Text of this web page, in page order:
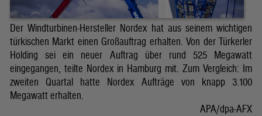
Der Windturbinen-Hersteller Nordex hat aus seinem wichtigen
türkischen Markt einen Großauftrag erhalten. Von der Türkerler
Holding sei ein neuer Auftrag über rund 525 Megawatt
eingegangen, teilte Nordex in Hamburg mit. Zum Vergleich: Im
zweiten Quartal hatte Nordex Aufträge von knapp 3.100
Megawatt erhalten.
APA/dpa-AFX